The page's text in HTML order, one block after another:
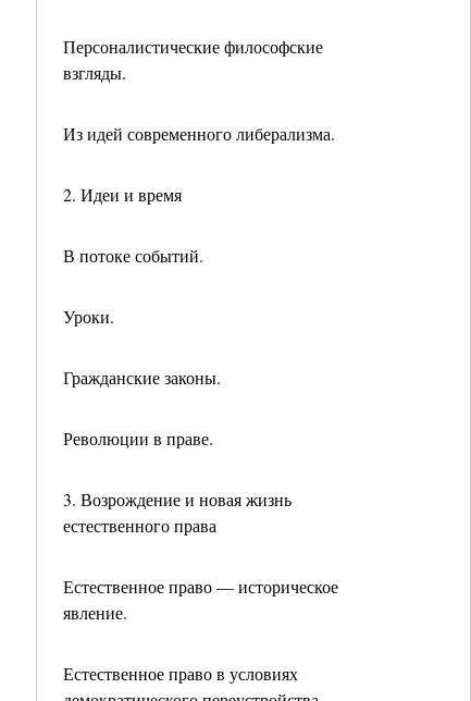
Персоналистические философские
взгляды.
Из идей современного либерализма.
2. Идеи и время
В потоке событий.
Уроки.
Гражданские законы.
Революции в праве.
3. Возрождение и новая жизнь
естественного права
Естественное право — историческое
явление.
Естественное право в условиях